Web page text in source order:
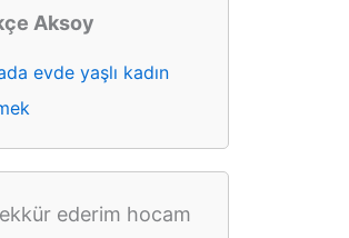
Aksoy
evde yaşlı kadın
ederim hocam